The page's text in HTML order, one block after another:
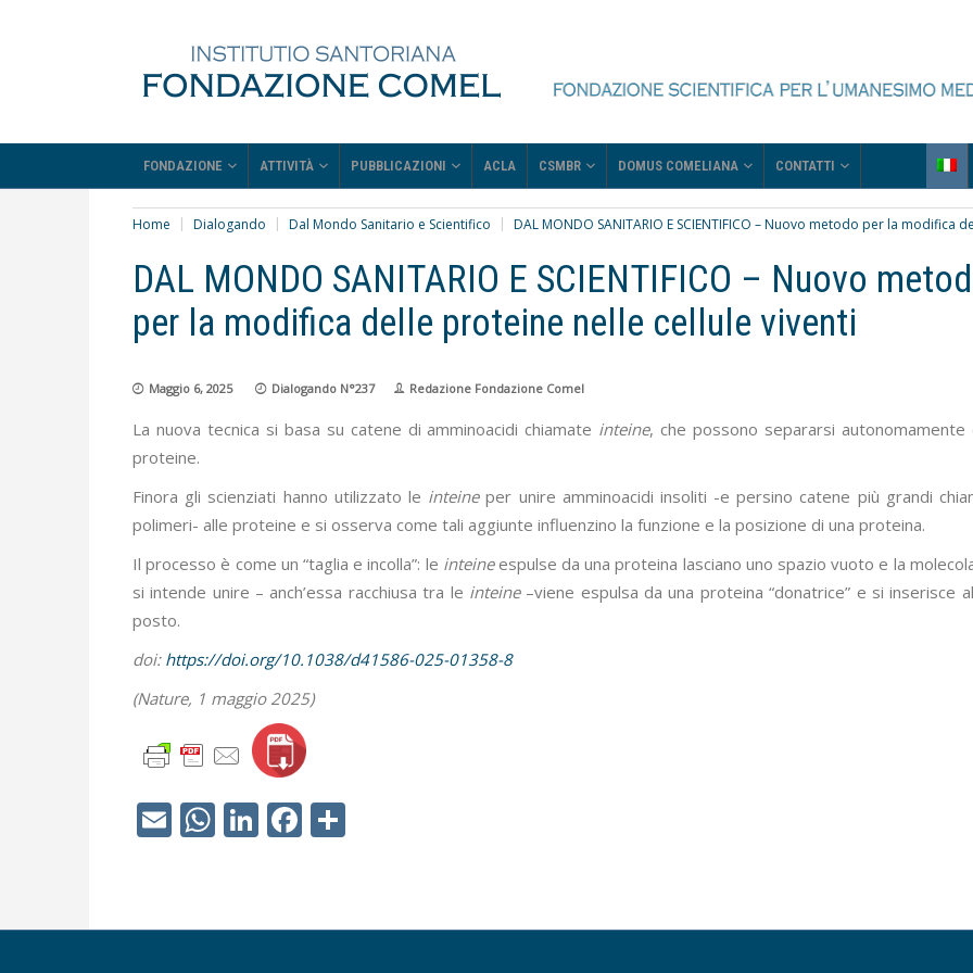
FONDAZIONE ATTIVITÀ PUBBLICAZIONI ACLA CSMBR DOMUS COMELIANA CONTATTI
Home Dialogando Dal Mondo Sanitario e Scientifico DAL MONDO SANITARIO E SCIENTIFICO – Nuovo metodo per la modifica
DAL MONDO SANITARIO E SCIENTIFICO – Nuovo
per la modifica delle proteine nelle cellule viventi
Maggio 6, 2025 Dialogando N°237 Redazione Fondazione Comel
La nuova tecnica si basa su catene di amminoacidi chiamate inteine, che possono separarsi autonomamente
proteine.
Finora gli scienziati hanno utilizzato le inteineper unire amminoacidi insoliti -e persino catene più grandi
polimeri- alle proteine e si osserva come tali aggiunte influenzino la funzione e la posizione di una proteina.
Il processo è come un “taglia e incolla”: le inteineespulse da una proteina lasciano uno spazio vuoto e la
si intende unire – anch’essa racchiusa tra le inteine–viene espulsa da una proteina “donatrice” e si inserisce
posto.
doi: https://doi.org/10.1038/d41586-025-01358-8
(Nature, 1 maggio 2025)
EmailWhatsApp
LinkedIn
Facebook